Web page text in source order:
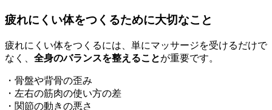
疲れにくい体をつくるために大切なこと
疲れにくい体をつくるには、単にマッサージを受けるだけで
なく、 全身のバランスを整えることが重要です。
・骨盤や背骨の歪み
・左右の筋肉の使い方の差
・関節の動きの悪さ